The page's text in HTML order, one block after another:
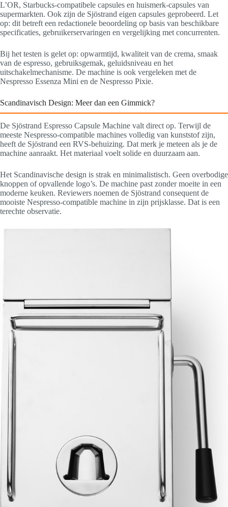
L’OR, Starbucks-compatibele capsules en huismerk-capsules van
supermarkten. Ook zijn de Sjöstrand eigen capsules geprobeerd. Let
op: dit betreft een redactionele beoordeling op basis van beschikbare
specificaties, gebruikerservaringen en vergelijking met concurrenten.
Bij het testen is gelet op: opwarmtijd, kwaliteit van de crema, smaak
van de espresso, gebruiksgemak, geluidsniveau en het
uitschakelmechanisme. De machine is ook vergeleken met de
Nespresso Essenza Mini en de Nespresso Pixie.
Scandinavisch Design: Meer dan een Gimmick?
De Sjöstrand Espresso Capsule Machine valt direct op. Terwijl de
meeste Nespresso-compatible machines volledig van kunststof zijn,
heeft de Sjöstrand een RVS-behuizing. Dat merk je meteen als je de
machine aanraakt. Het materiaal voelt solide en duurzaam aan.
Het Scandinavische design is strak en minimalistisch. Geen overbodige
knoppen of opvallende logo’s. De machine past zonder moeite in een
moderne keuken. Reviewers noemen de Sjöstrand consequent de
mooiste Nespresso-compatible machine in zijn prijsklasse. Dat is een
terechte observatie.